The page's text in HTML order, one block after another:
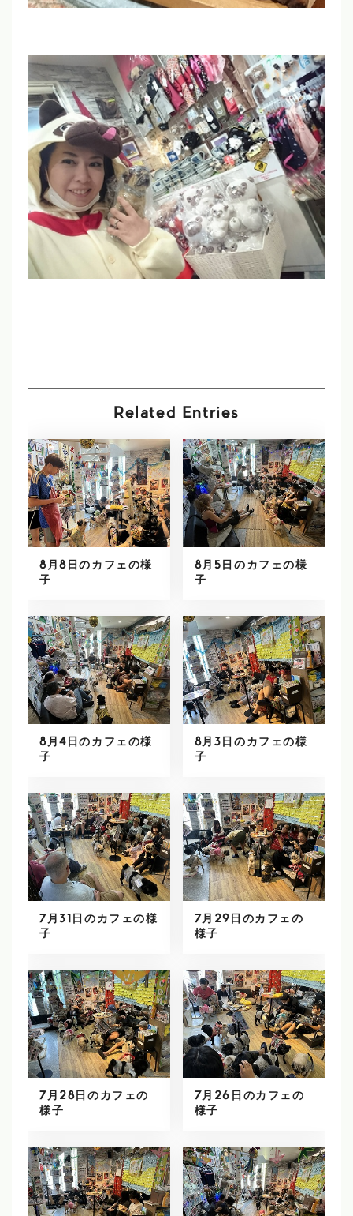
Related Entries
8月8日のカフェの様
子
8月5日のカフェの様
子
8月4日のカフェの様
子
8月3日のカフェの様
子
7月31日のカフェの様
子
7月29日のカフェの
様子
7月28日のカフェの
様子
7月26日のカフェの
様子